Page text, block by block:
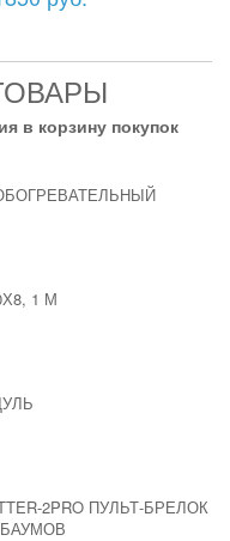
в корзину покупок
ОБОГРЕВАТЕЛЬНЫЙ
1 М
2PRO ПУЛЬТ-БРЕЛОК